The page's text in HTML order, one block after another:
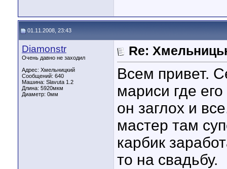
01.11.2008, 23:43
Diamonstr
Очень давно не заходил
Адрес: Хмельницкий
Сообщений: 640
Машина: Slavuta 1.2
Длина: 5920мкм
Диаметр: 0мм
Re:
Всем привет.
мариси где
он заглох и
мастер там
карбик
то на свадьбу.